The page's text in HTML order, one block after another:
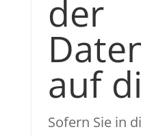
der
auf
Sofern Sie in